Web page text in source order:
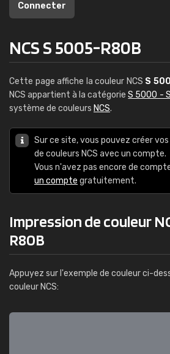
Connecter
NCS S 5005-R80B
Cette page affiche la couleur NCS S
NCS appartient à la catégorieS 5000 -
système de couleurs NCS.
Sur ce site, vous pouvez créer
de couleurs NCS avec un compte.
Vous n'avez pas encore de
un compte gratuitement.
Impression de couleur
R80B
Appuyez sur l'exemple de couleur ci-
couleur NCS: